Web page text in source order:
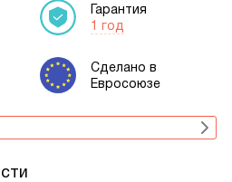
Гарантия
1 год
Сделано в
Евросоюзе